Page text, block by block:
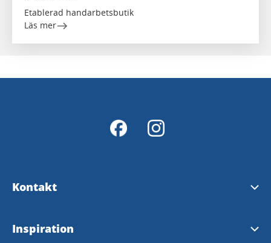
Etablerad handarbetsbutik
Läs mer
Kontakt
Kontakt
Inspiration